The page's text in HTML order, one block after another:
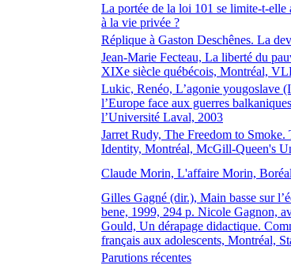
La portée de la loi 101 se limite-t-elle
à la vie privée ?
Réplique à Gaston Deschênes. La
Jean-Marie Fecteau, La liberté du
XIXe siècle québécois, Montréal,
Lukic, Renéo, L’agonie yougoslave
l’Europe face aux guerres
l’Université Laval, 2003
Jarret Rudy, The Freedom to
Identity, Montréal, McGill-Queen's
Claude Morin, L'affaire Morin,
Gilles Gagné (dir.), Main basse sur
bene, 1999, 294 p. Nicole Gagnon,
Gould, Un dérapage didactique.
français aux adolescents, Montréal,
Parutions récentes